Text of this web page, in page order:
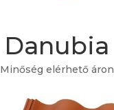
Danubia
Minőség elérhető áron